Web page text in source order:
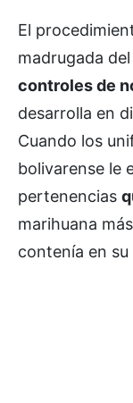
El
madrugada
controles de
desarrolla en
Cuando los
bolivarense le
pertenencias
marihuana
contenía en